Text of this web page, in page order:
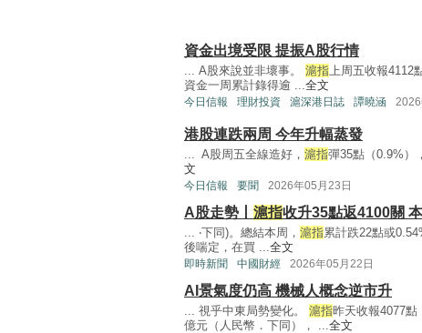
資金出境受限 提振A股行情
... A股來說並非壞事。 滬指 上周五收報
資金一周累計錄得逾 ... 全文
今日信報 理財投資 滬深港日誌 譚曉涵
港股連跌兩周 今年升幅蒸發
... A股周五全線造好， 滬指彈35點（0.9%）
文
今日信報 要聞 2026年05月23日
A股走勢丨 滬指收升35點返4100關
... ‧下同)。總結本周， 滬指累計跌22點或
後喘定，在買 ... 全文
即時新聞 中國財經 2026年05月22日
AI景氣度仍高 機械人概念逆市升
... 視乎中東局勢變化。 滬指昨天收報4077點
億元（人民幣．下同）， ... 全文